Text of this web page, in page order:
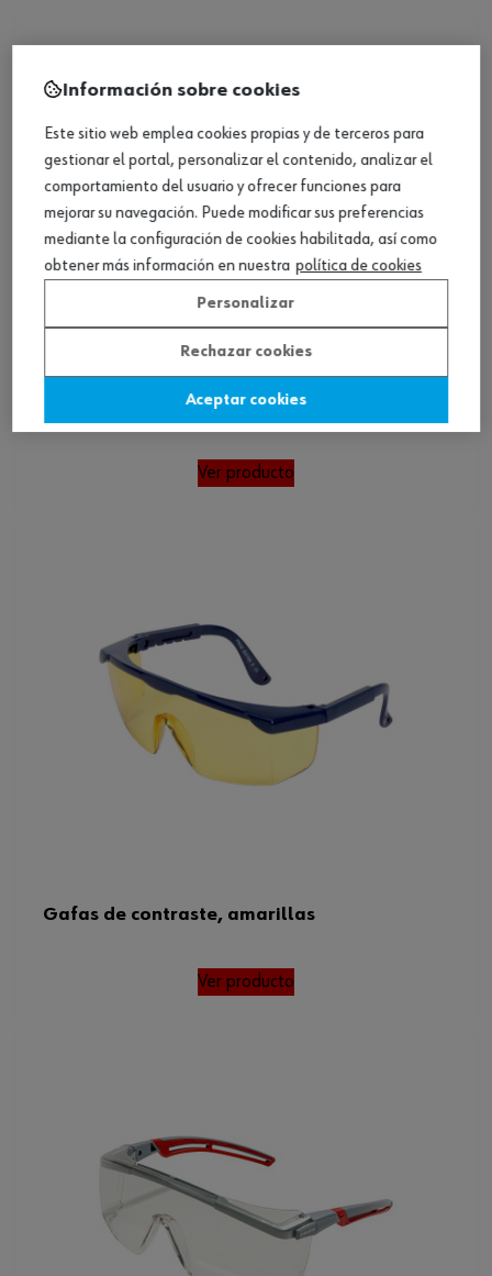
Sobregafas de protección LIBRA
Ver producto
Gafas de contraste, amarillas
Ver producto
Información sobre cookies
Este sitio web emplea cookies propias y de terceros para
gestionar el portal, personalizar el contenido, analizar el
comportamiento del usuario y ofrecer funciones para
mejorar su navegación. Puede modificar sus preferencias
mediante la configuración de cookies habilitada, así como
obtener más información en nuestra política de cookies
Personalizar
Rechazar cookies
Aceptar cookies